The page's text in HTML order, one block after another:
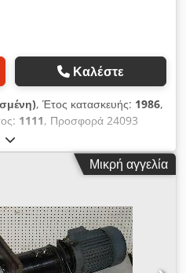
Καλέστε
, Έτος κατασκευής: 1986,
1111, Προσφορά 24093
άξονα πριτσινιού: 6 mm
- Ρύθμιση χρόνου
λαιμού: 140 mm - Μέγεθος
Akjy Ibg Ievek -
/ ύψος τραπεζιού - Διαδρομή:
bar - Μειωτής πίεσης - Κίνηση:
περίπου Π 500 x Υ 1650 x Β
kg
Μικρή αγγελία